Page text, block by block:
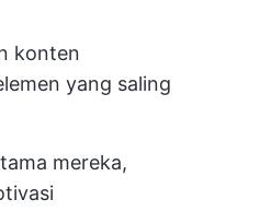
konten
yang saling
mereka,